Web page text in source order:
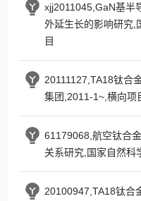
xjj2011045,GaN基半
外延生长的影响研究,
目
20111127,TA18钛合
集团,2011-1~,横向项
61179068,航空钛合
关系研究,国家自然科
20100947,TA18钛合